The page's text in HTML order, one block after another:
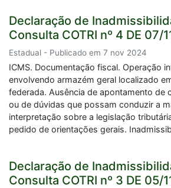
Declaração de
Consulta COTRI nº 4 DE 07/
Estadual - Publicado em 7 nov 2024
ICMS. Documentação fiscal. Operação
envolvendo armazém geral localizado
federada. Ausência de apontamento de
ou de dúvidas que possam conduzir a
interpretação sobre a legislação
pedido de orientações gerais.
Declaração de
Consulta COTRI nº 3 DE 05/